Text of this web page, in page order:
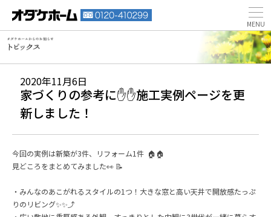
2020年11月6日
家づくりの参考に✋✋施工実例ページを更
新しました！
今回の実例は新築が3件、リフォーム1件 🏠🏠
見どころをまとめてみました👀 📝
・みんなのあこがれるスタイルの1つ！大きな窓と高い天井で開放感たっぷ
りのリビング✨✨⤴